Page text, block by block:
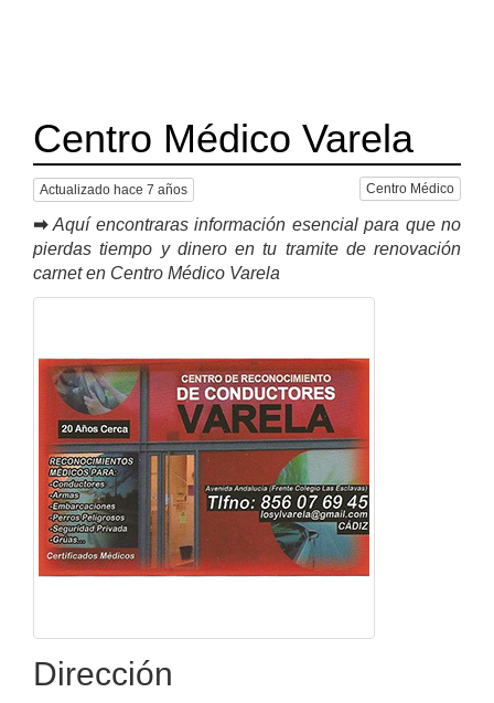
Centro Médico Varela
Actualizado hace 7 años Centro Médico
➡ Aquí encontraras información esencial para que no
pierdas tiempo y dinero en tu tramite de renovación
carnet en Centro Médico Varela
Dirección